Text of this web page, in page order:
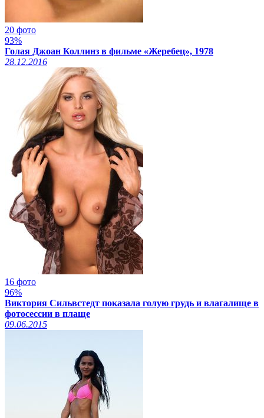
20 фото
93%
Голая Джоан Коллинз в фильме «Жеребец», 1978
28.12.2016
16 фото
96%
Виктория Сильвстедт показала голую грудь и влагалище в
фотосессии в плаще
09.06.2015